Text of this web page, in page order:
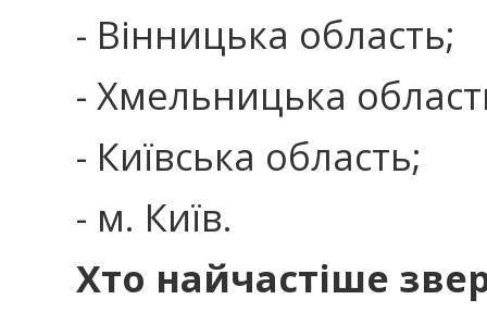
- Вінницька область;
- Хмельницька
- Київська область;
- м. Київ.
Хто найчастіше